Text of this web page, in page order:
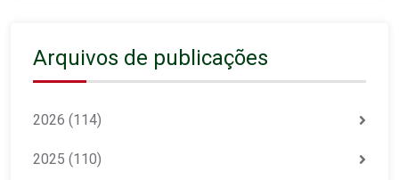
Arquivos de publicações
2026 (114)
2025 (110)